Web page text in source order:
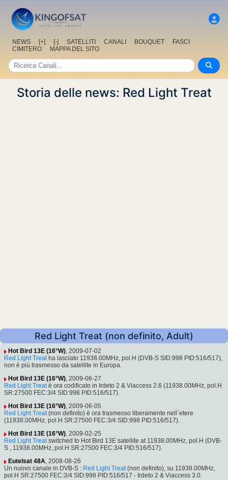
NEWS [+] [-] SATELLITI CANALI BOUQUET
FASCI
CIMITERO
MAPPA DEL SITO
Storia delle news: Red Light Treat
Red Light Treat (non definito, Adult)
Hot Bird 13E (16°W), 2009-07-02
Red Light Treatha lasciato 11938.00MHz, pol.H (DVB-S SID:998 PID:516/517),
non è più trasmesso da satellite in Europa.
Hot Bird 13E (16°W), 2009-06-27
Red Light Treatè ora codificato in Irdeto 2 & Viaccess 2.6 (11938.00MHz, pol.H
SR:27500 FEC:3/4 SID:998 PID:516/517).
Hot Bird 13E (16°W), 2009-06-05
Red Light Treat(non definito) è ora trasmesso liberamente nell´etere
(11938.00MHz, pol.H SR:27500 FEC:3/4 SID:998 PID:516/517).
Hot Bird 13E (16°W), 2009-02-25
Red Light Treatswitched to Hot Bird 13E satellite at 11938.00MHz, pol.H (DVB-
S , 11938.00MHz, pol.H SR:27500 FEC:3/4 PID:516/517).
Eutelsat 48A, 2008-08-26
Un nuovo canale in DVB-S : Red Light Treat(non definito), su 11938.00MHz,
pol.H SR:27500 FEC:3/4 SID:998 PID:516/517 - Irdeto 2 & Viaccess 3.0.